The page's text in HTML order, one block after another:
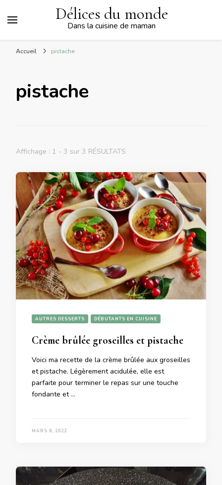
Délices du monde
Dans la cuisine de maman
Accueil pistache
pistache
Affichage : 1 - 3 sur 3 RÉSULTATS
AUTRES DESSERTS DÉBUTANTS EN CUISINE
Crème brûlée groseilles et pistache
Voici ma recette de la crème brûlée aux groseilles
et pistache. Légèrement acidulée, elle est
parfaite pour terminer le repas sur une touche
fondante et …
MARS 8, 2022